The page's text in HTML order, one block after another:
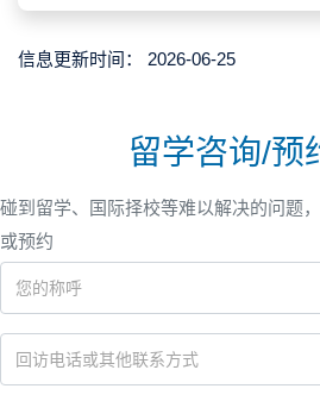
信息更新时间： 2026-06-25
留学咨询/预
碰到留学、国际择校等难以解决的问题
或预约